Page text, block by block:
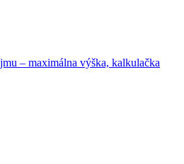
– maximálna výška, kalkulačka